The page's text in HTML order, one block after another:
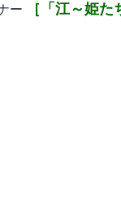
ー ［「江～姫